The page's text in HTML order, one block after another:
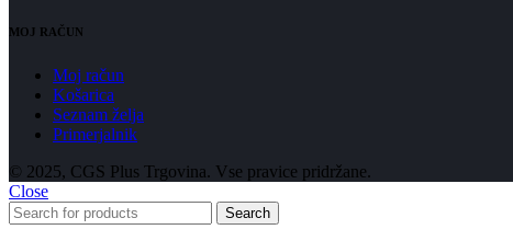
MOJ RAČUN
Moj račun
Košarica
Seznam želja
Primerjalnik
© 2025, CGS Plus Trgovina. Vse pravice pridržane.
Close
Search